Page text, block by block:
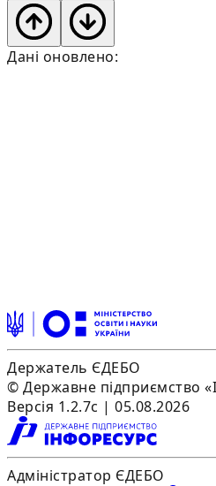
Дані оновлено:
Держатель ЄДЕБО
© Державне підприємство
Версія 1.2.7c | 05.08.2026
Адміністратор ЄДЕБО